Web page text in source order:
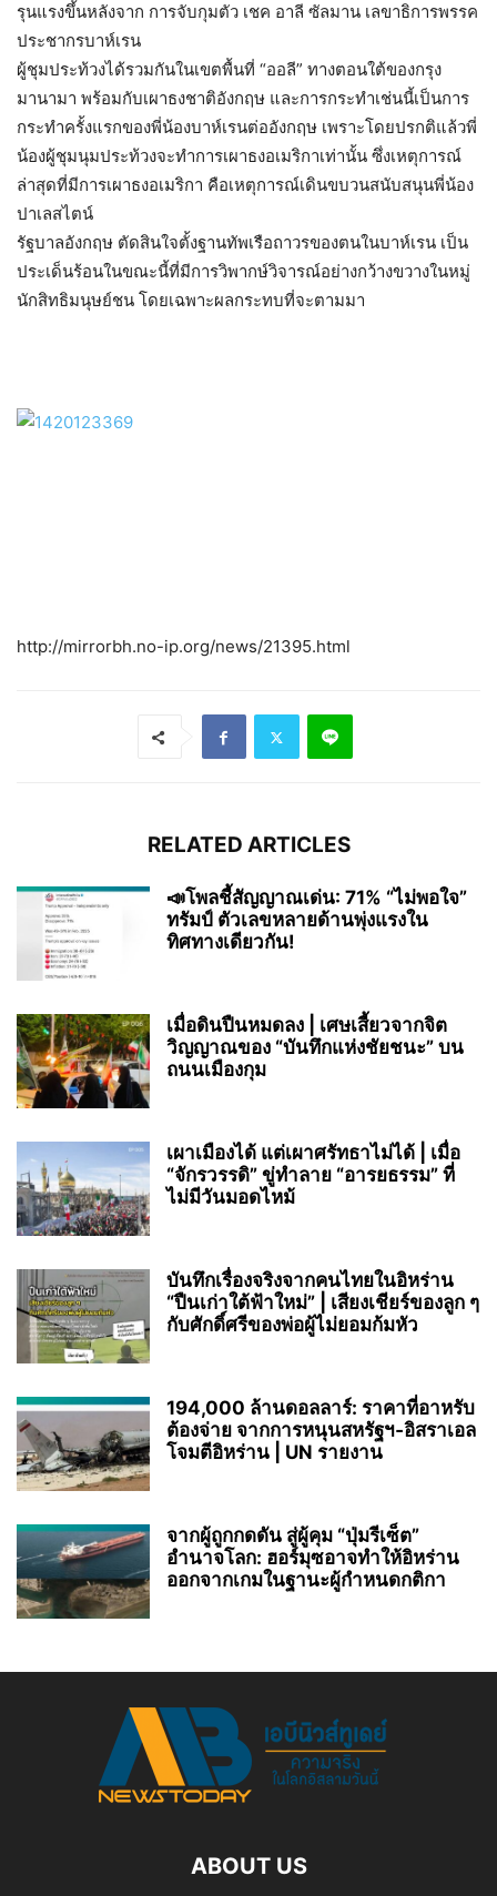
รุนแรงขึ้นหลังจาก การจับกุมตัว เชค อาลี ซัลมาน เลขาธิการพรรค
ประชากรบาห์เรน
ผู้ชุมประท้วงได้รวมกันในเขตพื้นที่ “ออลี” ทางตอนใต้ของกรุง
มานามา พร้อมกับเผาธงชาติอังกฤษ และการกระทำเช่นนี้เป็นการ
กระทำครั้งแรกของพี่น้องบาห์เรนต่ออังกฤษ เพราะโดยปรกติแล้วพี่
น้องผู้ชุมนุมประท้วงจะทำการเผาธงอเมริกาเท่านั้น ซึ่งเหตุการณ์
ล่าสุดที่มีการเผาธงอเมริกา คือเหตุการณ์เดินขบวนสนับสนุนพี่น้อง
ปาเลสไตน์
รัฐบาลอังกฤษ ตัดสินใจตั้งฐานทัพเรือถาวรของตนในบาห์เรน เป็น
ประเด็นร้อนในขณะนี้ที่มีการวิพากษ์วิจารณ์อย่างกว้างขวางในหมู่
นักสิทธิมนุษย์ชน โดยเฉพาะผลกระทบที่จะตามมา
http://mirrorbh.no-ip.org/news/21395.html
RELATED ARTICLES
📣โพลชี้สัญญาณเด่น: 71% “ไม่พอใจ”
ทรัมป์ ตัวเลขหลายด้านพุ่งแรงใน
ทิศทางเดียวกัน!
เมื่อดินปืนหมดลง | เศษเสี้ยวจากจิต
วิญญาณของ “บันทึกแห่งชัยชนะ” บน
ถนนเมืองกุม
เผาเมืองได้ แต่เผาศรัทธาไม่ได้ | เมื่อ
“จักรวรรดิ” ขู่ทำลาย “อารยธรรม” ที่
ไม่มีวันมอดไหม้
บันทึกเรื่องจริงจากคนไทยในอิหร่าน
“ปืนเก่าใต้ฟ้าใหม่” | เสียงเชียร์ของลูก ๆ
กับศักดิ์ศรีของพ่อผู้ไม่ยอมก้มหัว
194,000 ล้านดอลลาร์: ราคาที่อาหรับ
ต้องจ่าย จากการหนุนสหรัฐฯ‑อิสราเอล
โจมตีอิหร่าน | UN รายงาน
จากผู้ถูกกดดัน สู่ผู้คุม “ปุ่มรีเซ็ต”
อำนาจโลก: ฮอร์มุซอาจทำให้อิหร่าน
ออกจากเกมในฐานะผู้กำหนดกติกา
ABOUT US